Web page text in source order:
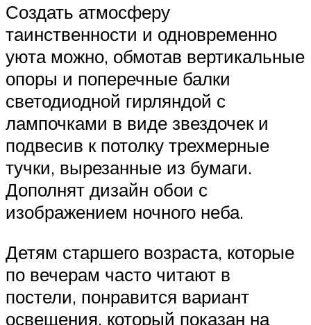
Создать атмосферу
таинственности и одновременно
уюта можно, обмотав вертикальные
опоры и поперечные балки
светодиодной гирляндой с
лампочками в виде звездочек и
подвесив к потолку трехмерные
тучки, вырезанные из бумаги.
Дополнят дизайн обои с
изображением ночного неба.
Детям старшего возраста, которые
по вечерам часто читают в
постели, понравится вариант
освещения, который показан на